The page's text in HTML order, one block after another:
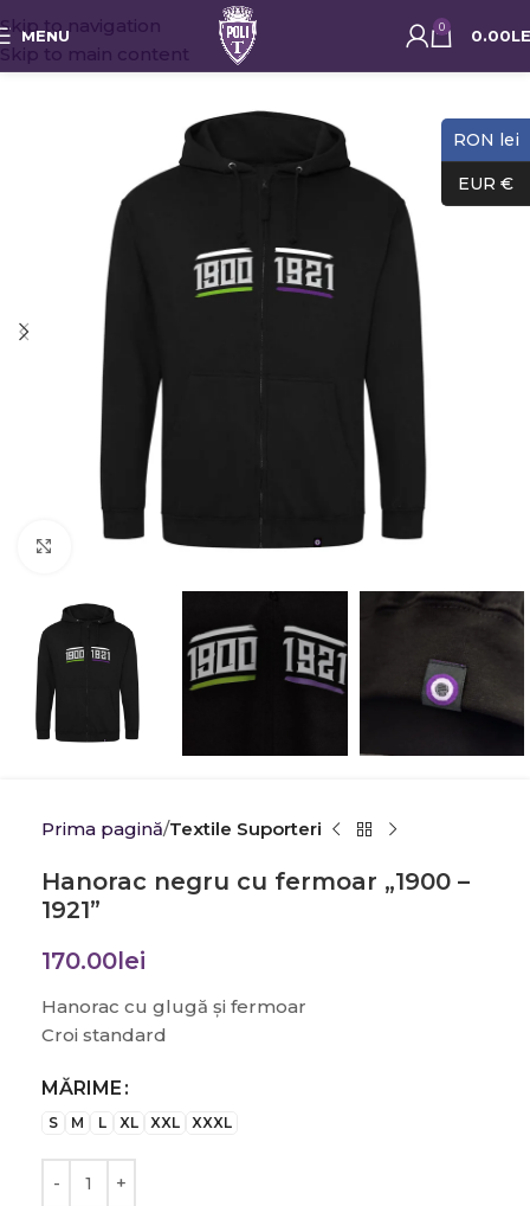
Skip to navigation
Skip to main content
MENU 0 0.00
Click to enlarge
Prima pagină Textile Suporteri
Hanorac negru cu fermoar „1900 –
1921”
170.00lei
Hanorac cu glugă şi fermoar
Croi standard
MĂRIME
S M L XL XXL XXXL
RON lei
EUR €